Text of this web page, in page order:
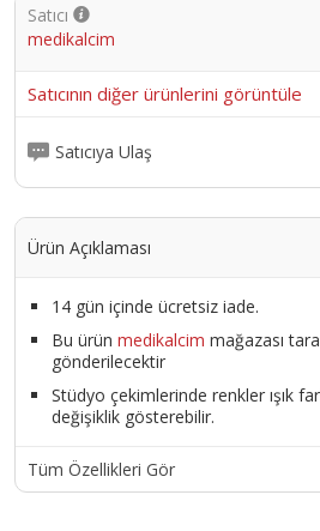
Satıcı
medikalcim
Satıcının diğer ürünlerini görüntüle
Satıcıya Ulaş
Ürün Açıklaması
14 gün içinde ücretsiz iade.
Bu ürün medikalcim mağazası
gönderilecektir
Stüdyo çekimlerinde renkler ışık
değişiklik gösterebilir.
Tüm Özellikleri Gör